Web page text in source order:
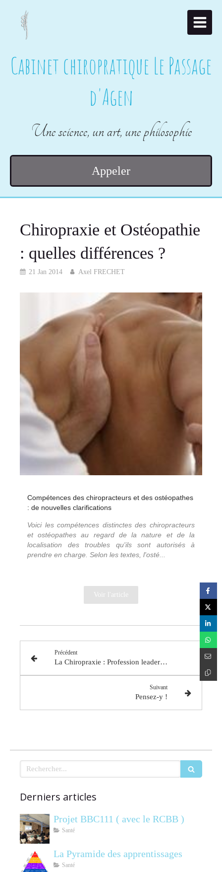
Cabinet chiropratique Le Passage
d'Agen
Une science, un art, une philosophie
Appeler
Chiropraxie et Ostéopathie
: quelles différences ?
21 Jan 2014 Axel FRECHET
Compétences des chiropracteurs et des ostéopathes
: de nouvelles clarifications
Voici les compétences distinctes des chiropracteurs
et ostéopathes au regard de la nature et de la
localisation des troubles qu'ils sont autorisés à
prendre en charge. Selon les textes, l'osté...
Voir l'article
Précédent
La Chiropraxie : Profession leader en médecine manuelle
Suivant
Pensez-y !
Rechercher
Derniers articles
Projet BBC111 ( avec le RCBB )
Santé
La Pyramide des apprentissages
Santé